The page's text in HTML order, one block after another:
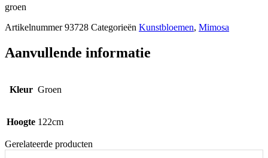
groen
Artikelnummer93728 Categorieën Kunstbloemen, Mimosa
Aanvullende informatie
Kleur Groen
Hoogte 122cm
Gerelateerde producten